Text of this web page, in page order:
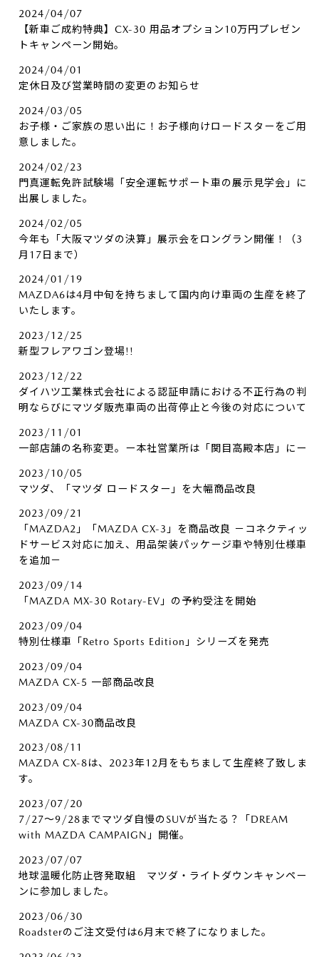
2024/04/07
【新車ご成約特典】CX-30 用品オプション10万円プレゼン
トキャンペーン開始。
2024/04/01
定休日及び営業時間の変更のお知らせ
2024/03/05
お子様・ご家族の思い出に！お子様向けロードスターをご用
意しました。
2024/02/23
門真運転免許試験場「安全運転サポート車の展示見学会」に
出展しました。
2024/02/05
今年も「大阪マツダの決算」展示会をロングラン開催！（3
月17日まで）
2024/01/19
MAZDA6は4月中旬を持ちまして国内向け車両の生産を終了
いたします。
2023/12/25
新型フレアワゴン登場!!
2023/12/22
ダイハツ工業株式会社による認証申請における不正行為の判
明ならびにマツダ販売車両の出荷停止と今後の対応について
2023/11/01
一部店舗の名称変更。ー本社営業所は「関目高殿本店」にー
2023/10/05
マツダ、「マツダ ロードスター」を大幅商品改良
2023/09/21
「MAZDA2」「MAZDA CX-3」を商品改良 －コネクティッ
ドサービス対応に加え、用品架装パッケージ車や特別仕様車
を追加－
2023/09/14
「MAZDA MX-30 Rotary-EV」の予約受注を開始
2023/09/04
特別仕様車「Retro Sports Edition」シリーズを発売
2023/09/04
MAZDA CX-5 一部商品改良
2023/09/04
MAZDA CX-30商品改良
2023/08/11
MAZDA CX-8は、2023年12月をもちまして生産終了致しま
す。
2023/07/20
7/27～9/28までマツダ自慢のSUVが当たる？「DREAM
with MAZDA CAMPAIGN」開催。
2023/07/07
地球温暖化防止啓発取組 マツダ・ライトダウンキャンペー
ンに参加しました。
2023/06/30
Roadsterのご注文受付は6月末で終了になりました。